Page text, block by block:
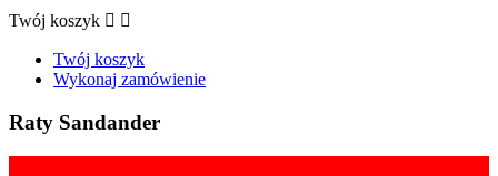
Twój koszyk  
Twój koszyk
Wykonaj zamówienie
Raty Sandander